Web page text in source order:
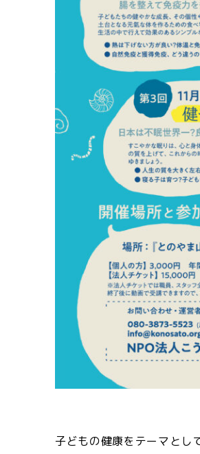
子どもの健康をテーマとし